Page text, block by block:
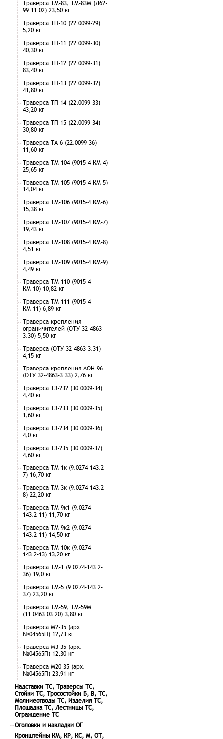
Траверса ТМ-83, ТМ-83М (Л62-
99 11.02) 23,50 кг
Траверса ТП-10 (22.0099-29)
5,20 кг
Траверса ТП-11 (22.0099-30)
40,30 кг
Траверса ТП-12 (22.0099-31)
83,40 кг
Траверса ТП-13 (22.0099-32)
41,80 кг
Траверса ТП-14 (22.0099-33)
43,20 кг
Траверса ТП-15 (22.0099-34)
30,80 кг
Траверса ТА-6 (22.0099-36)
11,60 кг
Траверса ТМ-104 (9015-4 КМ-4)
25,65 кг
Траверса ТМ-105 (9015-4 КМ-5)
14,04 кг
Траверса ТМ-106 (9015-4 КМ-6)
15,38 кг
Траверса ТМ-107 (9015-4 КМ-7)
19,43 кг
Траверса ТМ-108 (9015-4 КМ-8)
4,51 кг
Траверса ТМ-109 (9015-4 КМ-9)
4,49 кг
Траверса ТМ-110 (9015-4
КМ-10) 10,82 кг
Траверса ТМ-111 (9015-4
КМ-11) 6,89 кг
Траверса крепления
ограничителей (ОТУ 32-4863-
3.30) 5,50 кг
Траверса (ОТУ 32-4863-3.31)
4,15 кг
Траверса крепления АОН-96
(ОТУ 32-4863-3.33) 2,76 кг
Траверса ТЗ-232 (30.0009-34)
4,40 кг
Траверса ТЗ-233 (30.0009-35)
1,60 кг
Траверса ТЗ-234 (30.0009-36)
4,0 кг
Траверса ТЗ-235 (30.0009-37)
4,60 кг
Траверса ТМ-1к (9.0274-143.2-
7) 16,70 кг
Траверса ТМ-3к (9.0274-143.2-
8) 22,20 кг
Траверса ТМ-9к1 (9.0274-
143.2-11) 11,70 кг
Траверса ТМ-9к2 (9.0274-
143.2-11) 14,50 кг
Траверса ТМ-10к (9.0274-
143.2-13) 13,20 кг
Траверса ТМ-1 (9.0274-143.2-
36) 19,0 кг
Траверса ТМ-5 (9.0274-143.2-
37) 23,20 кг
Траверса ТМ-59, ТМ-59М
(11.0463 03.20) 3,80 кг
Траверса М2-35 (арх.
№04565П) 12,73 кг
Траверса М3-35 (арх.
№04565П) 12,30 кг
Траверса М20-35 (арх.
№04565П) 23,91 кг
Надставки ТС, Траверсы ТС,
Стойки ТС, Тросостойки Б, В, ТС,
Молниеотводы ТС, Изделия ТС,
Площадка ТС, Лестницы ТС,
Ограждение ТС
Оголовки и накладки ОГ
Кронштейны КМ, КР, КС, М, ОТ,